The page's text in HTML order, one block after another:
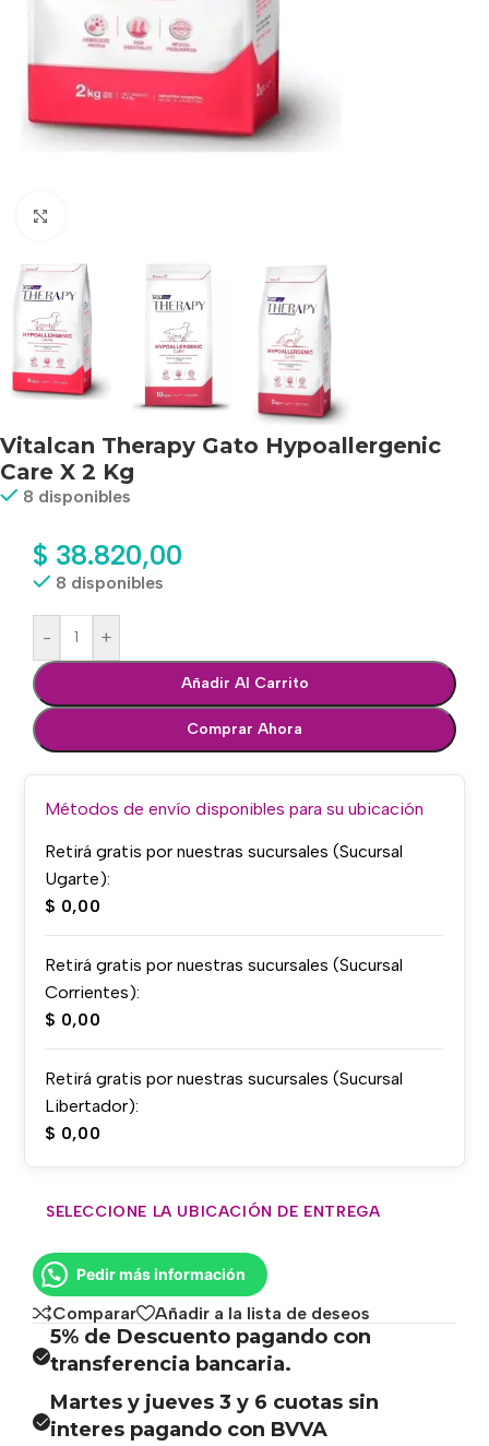
Vitalcan Therapy Gato Hypoallergenic
Care X 2 Kg
8 disponibles
$ 38.820,00
8 disponibles
- +
Añadir Al Carrito
Comprar Ahora
Métodos de envío disponibles para su ubicación
Retirá gratis por nuestras sucursales (Sucursal
Ugarte):
$ 0,00
Retirá gratis por nuestras sucursales (Sucursal
Corrientes):
$ 0,00
Retirá gratis por nuestras sucursales (Sucursal
Libertador):
$ 0,00
SELECCIONE LA UBICACIÓN DE ENTREGA
Pedir más información
Comparar Añadir a la lista de deseos
5% de Descuento pagando con
transferencia bancaria.
Martes y jueves 3 y 6 cuotas sin
interes pagando con BVVA